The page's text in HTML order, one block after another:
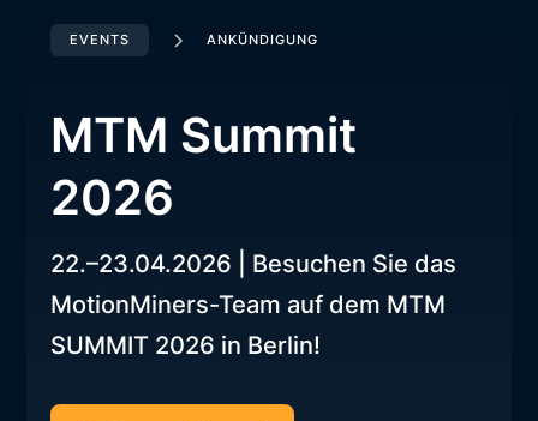
EVENTS ANKÜNDIGUNG
MTM Summit
2026
22.–23.04.2026 | Besuchen Sie das
MotionMiners-Team auf dem MTM
SUMMIT 2026 in Berlin!